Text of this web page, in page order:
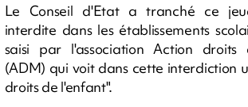
Le Conseil d'Etat a tranché ce
interdite dans les établissements
saisi par l'association Action droits
(ADM) qui voit dans cette interdiction
droits de l'enfant".